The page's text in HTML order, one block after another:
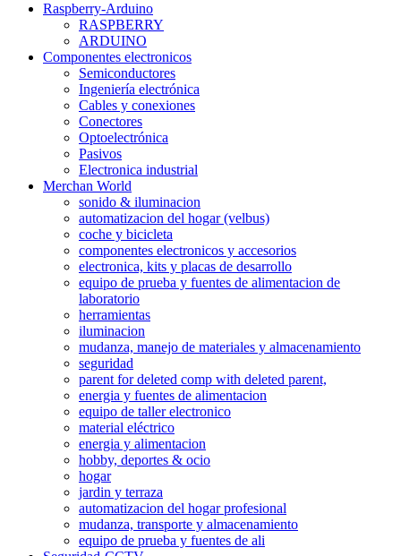
Raspberry-Arduino
RASPBERRY
ARDUINO
Componentes electronicos
Semiconductores
Ingeniería electrónica
Cables y conexiones
Conectores
Optoelectrónica
Pasivos
Electronica industrial
Merchan World
sonido & iluminacion
automatizacion del hogar (velbus)
coche y bicicleta
componentes electronicos y accesorios
electronica, kits y placas de desarrollo
equipo de prueba y fuentes de alimentacion de
laboratorio
herramientas
iluminacion
mudanza, manejo de materiales y almacenamiento
seguridad
parent for deleted comp with deleted parent,
energia y fuentes de alimentacion
equipo de taller electronico
material eléctrico
energia y alimentacion
hobby, deportes & ocio
hogar
jardin y terraza
automatizacion del hogar profesional
mudanza, transporte y almacenamiento
equipo de prueba y fuentes de ali